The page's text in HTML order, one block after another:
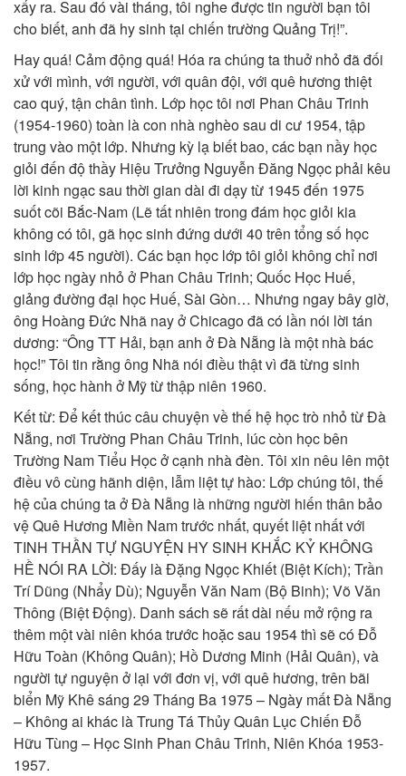
xẩy ra. Sau đó vài tháng, tôi nghe được tin người bạn tôi
cho biết, anh đã hy sinh tại chiến trường Quảng Trị!”.
Hay quá! Cảm động quá! Hóa ra chúng ta thuở nhỏ đã đối
xử với mình, với người, với quân đội, với quê hương thiệt
cao quý, tận chân tình. Lớp học tôi nơi Phan Châu Trinh
(1954-1960) toàn là con nhà nghèo sau di cư 1954, tập
trung vào một lớp. Nhưng kỳ lạ biết bao, các bạn nầy học
giỏi đến độ thầy Hiệu Trưởng Nguyễn Đăng Ngọc phải kêu
lời kinh ngạc sau thời gian dài đi dạy từ 1945 đến 1975
suốt cõi Bắc-Nam (Lẽ tất nhiên trong đám học giỏi kia
không có tôi, gã học sinh đứng dưới 40 trên tổng số học
sinh lớp 45 người). Các bạn học lớp tôi giỏi không chỉ nơi
lớp học ngày nhỏ ở Phan Châu Trinh; Quốc Học Huế,
giảng đường đại học Huế, Sài Gòn… Nhưng ngay bây giờ,
ông Hoàng Đức Nhã nay ở Chicago đã có lần nói lời tán
dương: “Ông TT Hải, bạn anh ở Đà Nẵng là một nhà bác
học!” Tôi tin rằng ông Nhã nói điều thật vì đã từng sinh
sống, học hành ở Mỹ từ thập niên 1960.
Kết từ: Để kết thúc câu chuyện về thế hệ học trò nhỏ từ Đà
Nẵng, nơi Trường Phan Châu Trinh, lúc còn học bên
Trường Nam Tiểu Học ở cạnh nhà đèn. Tôi xin nêu lên một
điều vô cùng hãnh diện, lẫm liệt tự hào: Lớp chúng tôi, thế
hệ của chúng ta ở Đà Nẵng là những người hiến thân bảo
vệ Quê Hương Miền Nam trước nhất, quyết liệt nhất với
TINH THẦN TỰ NGUYỆN HY SINH KHẮC KỶ KHÔNG
HỀ NÓI RA LỜI: Đấy là Đặng Ngọc Khiết (Biệt Kích); Trần
Trí Dũng (Nhẩy Dù); Nguyễn Văn Nam (Bộ Binh); Võ Văn
Thông (Biệt Động). Danh sách sẽ rất dài nếu mở rộng ra
thêm một vài niên khóa trước hoặc sau 1954 thì sẽ có Đỗ
Hữu Toàn (Không Quân); Hồ Dương Minh (Hải Quân), và
người tự nguyện ở lại với đơn vị, với quê hương, trên bãi
biển Mỹ Khê sáng 29 Tháng Ba 1975 – Ngày mất Đà Nẵng
– Không ai khác là Trung Tá Thủy Quân Lục Chiến Đỗ
Hữu Tùng – Học Sinh Phan Châu Trinh, Niên Khóa 1953-
1957.